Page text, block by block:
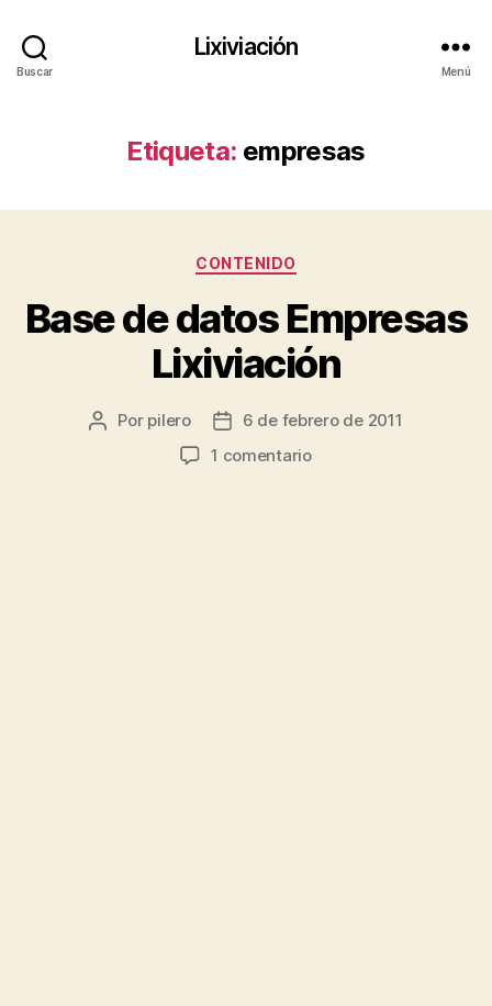
Buscar
Lixiviación
Menú
Etiqueta: empresas
Categorías
CONTENIDO
Base de datos Empresas
Lixiviación
Autor
Por pilero
Fecha6 de febrero de 2011
1 comentarioen